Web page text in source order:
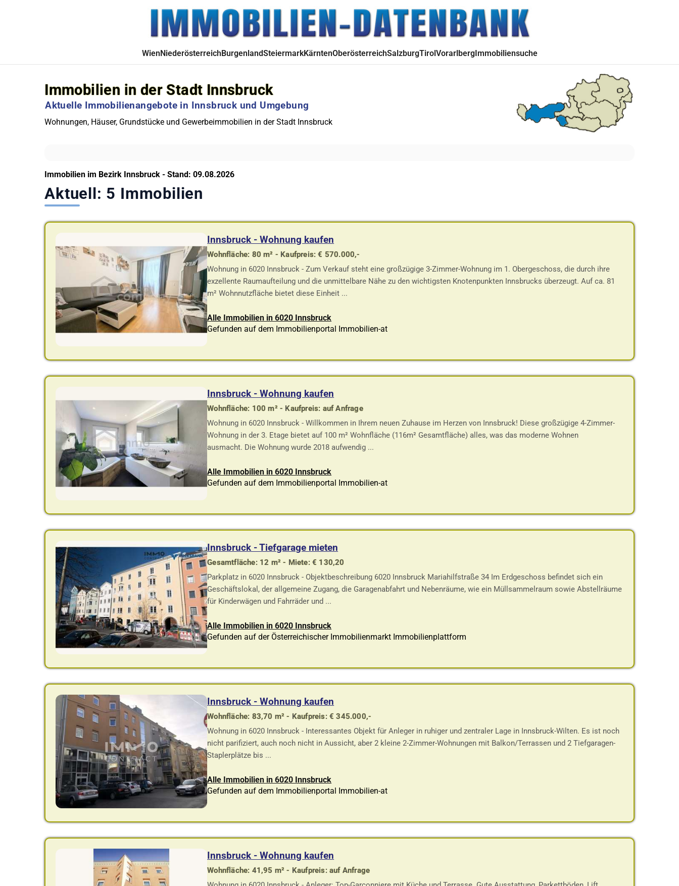
WienNiederösterreichBurgenlandSteiermarkKärntenOberösterreichSalzburgTirolVorarlbergImmobiliensuche
Immobilien in der Stadt Innsbruck
Aktuelle Immobilienangebote in Innsbruck und Umgebung
Wohnungen, Häuser, Grundstücke und Gewerbeimmobilien in der Stadt Innsbruck
Immobilien im Bezirk Innsbruck - Stand: 09.08.2026
Aktuell: 5 Immobilien
Innsbruck - Wohnung kaufen
Wohnfläche: 80 m² - Kaufpreis: € 570.000,-
Wohnung in 6020 Innsbruck - Zum Verkauf steht eine großzügige 3-Zimmer-Wohnung im 1. Obergeschoss, die durch ihre
exzellente Raumaufteilung und die unmittelbare Nähe zu den wichtigsten Knotenpunkten Innsbrucks überzeugt. Auf ca. 81
m² Wohnnutzfläche bietet diese Einheit ...
Alle Immobilien in 6020 Innsbruck
Gefunden auf dem Immobilienportal Immobilien-at
Innsbruck - Wohnung kaufen
Wohnfläche: 100 m² - Kaufpreis: auf Anfrage
Wohnung in 6020 Innsbruck - Willkommen in Ihrem neuen Zuhause im Herzen von Innsbruck! Diese großzügige 4-Zimmer-
Wohnung in der 3. Etage bietet auf 100 m² Wohnfläche (116m² Gesamtfläche) alles, was das moderne Wohnen
ausmacht. Die Wohnung wurde 2018 aufwendig ...
Alle Immobilien in 6020 Innsbruck
Gefunden auf dem Immobilienportal Immobilien-at
Innsbruck - Tiefgarage mieten
Gesamtfläche: 12 m² - Miete: € 130,20
Parkplatz in 6020 Innsbruck - Objektbeschreibung 6020 Innsbruck Mariahilfstraße 34 Im Erdgeschoss befindet sich ein
Geschäftslokal, der allgemeine Zugang, die Garagenabfahrt und Nebenräume, wie ein Müllsammelraum sowie Abstellräume
für Kinderwägen und Fahrräder und ...
Alle Immobilien in 6020 Innsbruck
Gefunden auf der Österreichischer Immobilienmarkt Immobilienplattform
Innsbruck - Wohnung kaufen
Wohnfläche: 83,70 m² - Kaufpreis: € 345.000,-
Wohnung in 6020 Innsbruck - Interessantes Objekt für Anleger in ruhiger und zentraler Lage in Innsbruck-Wilten. Es ist noch
nicht parifiziert, auch noch nicht in Aussicht, aber 2 kleine 2-Zimmer-Wohnungen mit Balkon/Terrassen und 2 Tiefgaragen-
Staplerplätze bis ...
Alle Immobilien in 6020 Innsbruck
Gefunden auf dem Immobilienportal Immobilien-at
Innsbruck - Wohnung kaufen
Wohnfläche: 41,95 m² - Kaufpreis: auf Anfrage